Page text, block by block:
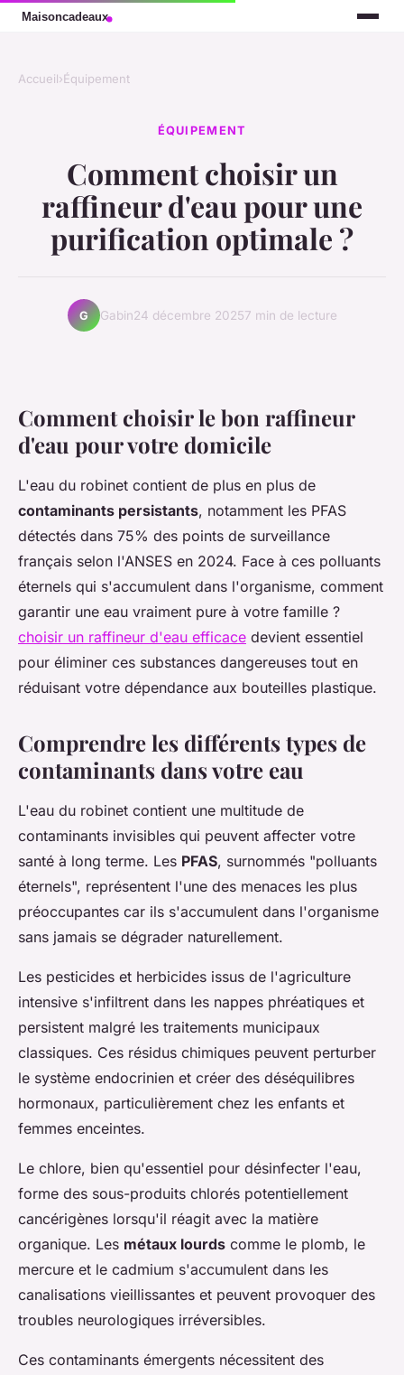
Accueil›Équipement
ÉQUIPEMENT
Comment choisir un
raffineur d'eau pour une
purification optimale ?
G Gabin24 décembre 20257 min de lecture
Comment choisir le bon raffineur
d'eau pour votre domicile
L'eau du robinet contient de plus en plus de
contaminants persistants, notamment les PFAS
détectés dans 75% des points de surveillance
français selon l'ANSES en 2024. Face à ces polluants
éternels qui s'accumulent dans l'organisme, comment
garantir une eau vraiment pure à votre famille ?
choisir un raffineur d'eau efficace devient essentiel
pour éliminer ces substances dangereuses tout en
réduisant votre dépendance aux bouteilles plastique.
Comprendre les différents types de
contaminants dans votre eau
L'eau du robinet contient une multitude de
contaminants invisibles qui peuvent affecter votre
santé à long terme. Les PFAS, surnommés "polluants
éternels", représentent l'une des menaces les plus
préoccupantes car ils s'accumulent dans l'organisme
sans jamais se dégrader naturellement.
Les pesticides et herbicides issus de l'agriculture
intensive s'infiltrent dans les nappes phréatiques et
persistent malgré les traitements municipaux
classiques. Ces résidus chimiques peuvent perturber
le système endocrinien et créer des déséquilibres
hormonaux, particulièrement chez les enfants et
femmes enceintes.
Le chlore, bien qu'essentiel pour désinfecter l'eau,
forme des sous-produits chlorés potentiellement
cancérigènes lorsqu'il réagit avec la matière
organique. Les métaux lourds comme le plomb, le
mercure et le cadmium s'accumulent dans les
canalisations vieillissantes et peuvent provoquer des
troubles neurologiques irréversibles.
Ces contaminants émergents nécessitent des